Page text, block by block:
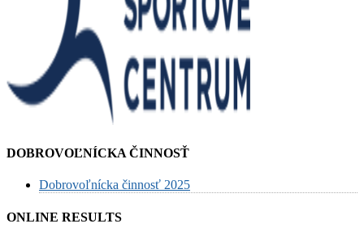
DOBROVOĽNÍCKA ČINNOSŤ
Dobrovoľnícka činnosť 2025
ONLINE RESULTS